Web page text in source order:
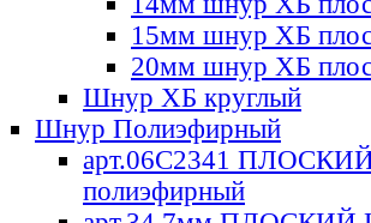
15мм шнур ХБ
20мм шнур ХБ
Шнур ХБ круглый
Шнур Полиэфирный
арт.06С2341
полиэфирный